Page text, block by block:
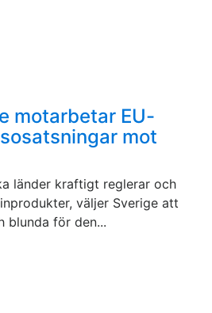
motarbetar EU-
mot
länder kraftigt reglerar och
väljer Sverige att
blunda för den...